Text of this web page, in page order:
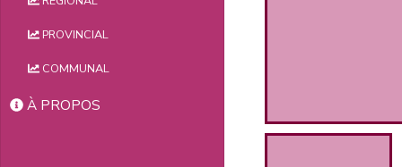
PROVINCIAL
COMMUNAL
À PROPOS